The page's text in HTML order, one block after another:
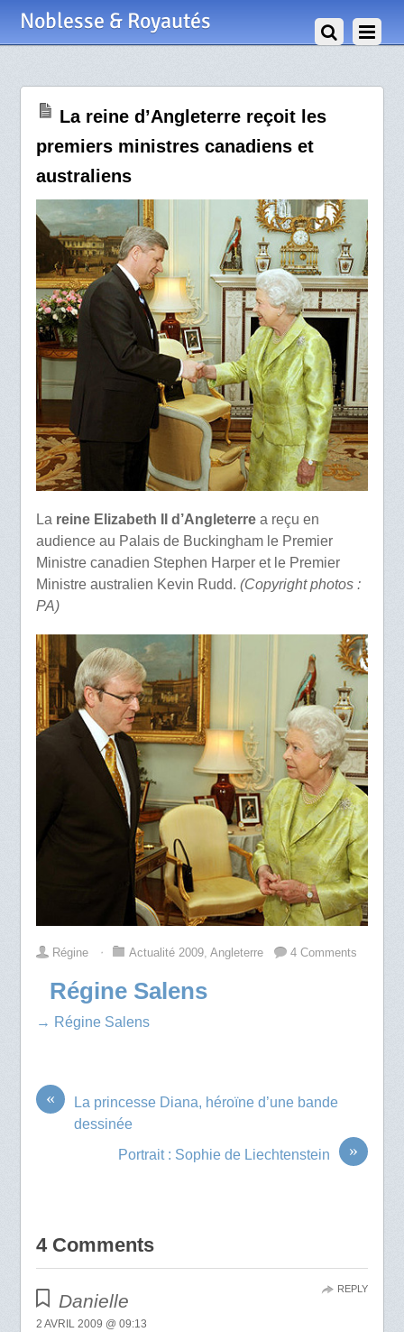
Noblesse & Royautés
La reine d’Angleterre reçoit les
premiers ministres canadiens et
australiens
La reine Elizabeth II d’Angleterrea reçu en
audience au Palais de Buckingham le Premier
Ministre canadien Stephen Harper et le Premier
Ministre australien Kevin Rudd. (Copyright photos :
PA)
Régine ⋅ Actualité 2009, Angleterre 4 Comments
Régine Salens
→ Régine Salens
«
La princesse Diana, héroïne d’une bande
dessinée
»
Portrait : Sophie de Liechtenstein
4 Comments
Danielle
2 AVRIL 2009 @ 09:13
REPLY